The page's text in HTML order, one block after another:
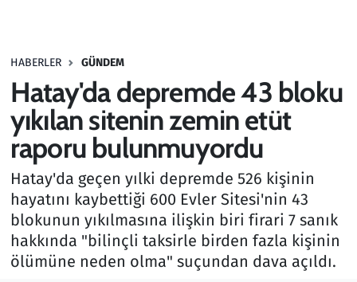
HABERLER GÜNDEM
Hatay'da depremde 43 bloku
yıkılan sitenin zemin etüt
raporu bulunmuyordu
Hatay'da geçen yılki depremde 526 kişinin
hayatını kaybettiği 600 Evler Sitesi'nin 43
blokunun yıkılmasına ilişkin biri firari 7 sanık
hakkında "bilinçli taksirle birden fazla kişinin
ölümüne neden olma" suçundan dava açıldı.
Haber
Kültür Sanat
Kurumsal Haberler
Lezzet Durağı
Memur ve Kamu
Otomobil